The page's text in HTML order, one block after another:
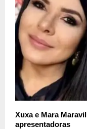
Xuxa e Mara
apresentadoras